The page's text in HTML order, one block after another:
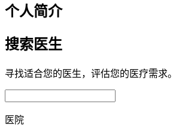
个人简介
搜索医生
寻找适合您的医生，评估您的医疗需求。
医院